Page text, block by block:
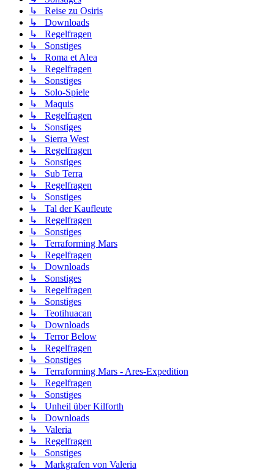
↳ Reise zu Osiris
↳ Downloads
↳ Regelfragen
↳ Sonstiges
↳ Roma et Alea
↳ Regelfragen
↳ Sonstiges
↳ Solo-Spiele
↳ Maquis
↳ Regelfragen
↳ Sonstiges
↳ Sierra West
↳ Regelfragen
↳ Sonstiges
↳ Sub Terra
↳ Regelfragen
↳ Sonstiges
↳ Tal der Kaufleute
↳ Regelfragen
↳ Sonstiges
↳ Terraforming Mars
↳ Regelfragen
↳ Downloads
↳ Sonstiges
↳ Regelfragen
↳ Sonstiges
↳ Teotihuacan
↳ Downloads
↳ Terror Below
↳ Regelfragen
↳ Sonstiges
↳ Terraforming Mars - Ares-Expedition
↳ Regelfragen
↳ Sonstiges
↳ Unheil über Kilforth
↳ Downloads
↳ Valeria
↳ Regelfragen
↳ Sonstiges
↳ Markgrafen von Valeria